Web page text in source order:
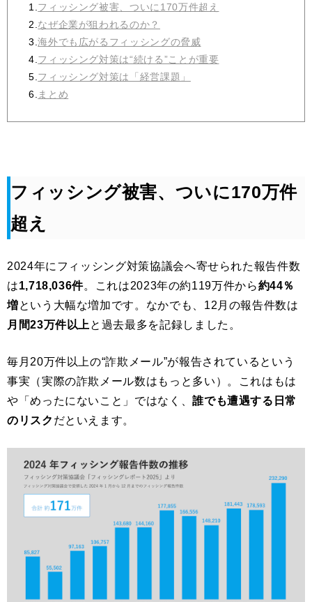
1. フィッシング被害、ついに170万件超え
2. なぜ企業が狙われるのか？
3.海外でも広がるフィッシングの脅威
4. フィッシング対策は“続ける”ことが重要
5. フィッシング対策は「経営課題」
6. まとめ
フィッシング被害、ついに170万件
超え
2024年にフィッシング対策協議会へ寄せられた報告件数
は1,718,036件。これは2023年の約119万件から約44％
増という大幅な増加です。なかでも、12月の報告件数は
月間23万件以上 と過去最多を記録しました。
毎月20万件以上の“詐欺メール”が報告されているという
事実（実際の詐欺メール数はもっと多い）。これはもは
や「めったにないこと」ではなく、誰でも遭遇する日常
のリスク だといえます。